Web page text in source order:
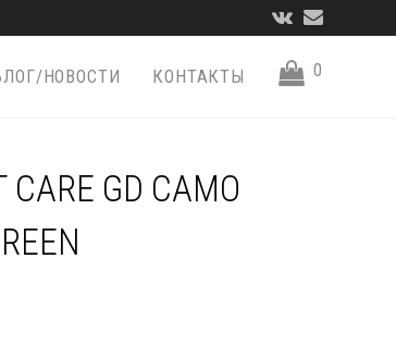
VK Email
НОВОСТИ КОНТАКТЫ 0
GD CAMO